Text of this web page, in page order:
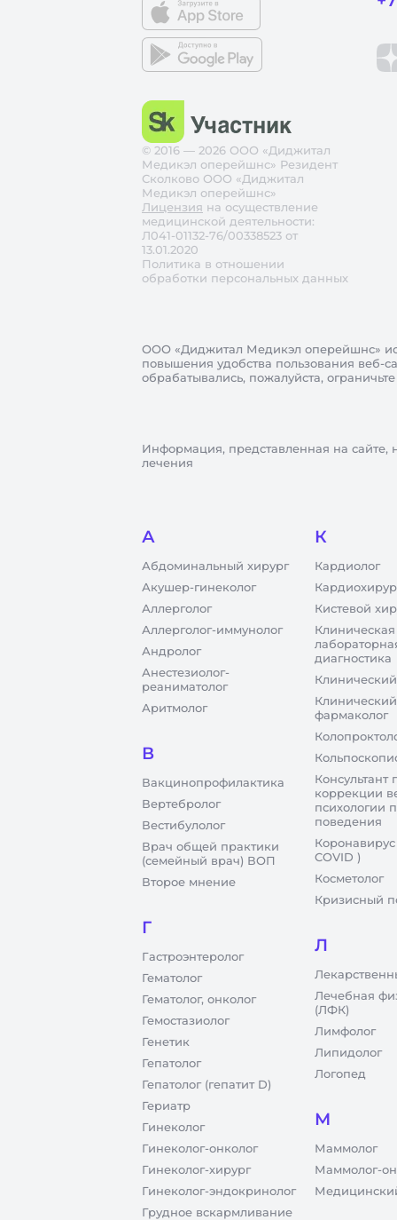
© 2016 — 2026 ООО «Диджитал
Медикэл оперейшнс» Резидент
Сколково ООО «Диджитал
Медикэл оперейшнс»
Лицензия на осуществление
медицинской деятельности:
Л041-01132-76/00338523 от
13.01.2020
Политика в отношении
обработки персональных данных
ООО «Диджитал Медикэл оперейшнс»
повышения удобства пользования веб-
обрабатывались, пожалуйста,
Информация, представленная на сайте,
лечения
А
Абдоминальный хирург
Акушер-гинеколог
Аллерголог
Аллерголог-иммунолог
Андролог
Анестезиолог-
реаниматолог
Аритмолог
В
Вакцинопрофилактика
Вертебролог
Вестибулолог
Врач общей практики
(семейный врач) ВОП
Второе мнение
Г
Гастроэнтеролог
Гематолог
Гематолог, онколог
Гемостазиолог
Генетик
Гепатолог
Гепатолог (гепатит D)
Гериатр
Гинеколог
Гинеколог-онколог
Гинеколог-хирург
Гинеколог-эндокринолог
Грудное вскармливание
К
Кардиолог
Кистевой
Клиническая
диагностика
Клинический
фармаколог
Консультант
коррекции
психологии
поведения
COVID )
Косметолог
Кризисный
Л
Лечебная
(ЛФК)
Лимфолог
Липидолог
Логопед
М
Маммолог
Маммолог-